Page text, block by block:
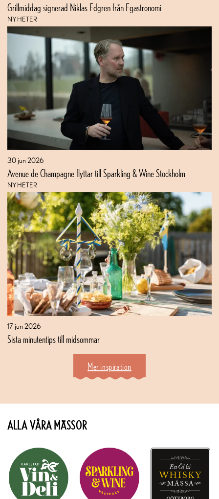
Grillmiddag signerad Niklas Edgren från Egastronomi
NYHETER
30 jun 2026
Avenue de Champagne flyttar till Sparkling & Wine Stockholm
NYHETER
17 jun 2026
Sista minutentips till midsommar
Mer inspiration
ALLA VÅRA MÄSSOR